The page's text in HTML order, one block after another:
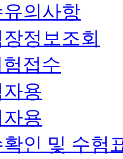
의사항
정보조회
접수
용
용
인 및 수험